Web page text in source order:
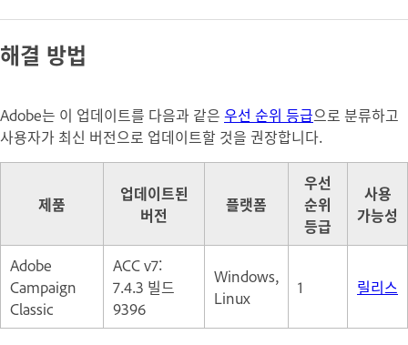
해결 방법
Adobe는 이 업데이트를 다음과 같은 우선 순위 등급으로 분류하고
사용자가 최신 버전으로 업데이트할 것을 권장합니다.
제품
업데이트된
버전
플랫폼
우선
순위
등급
사용
가능성
Adobe
Campaign
Classic
ACC v7:
7.4.3 빌드
9396
Windows,
Linux
1 릴리스